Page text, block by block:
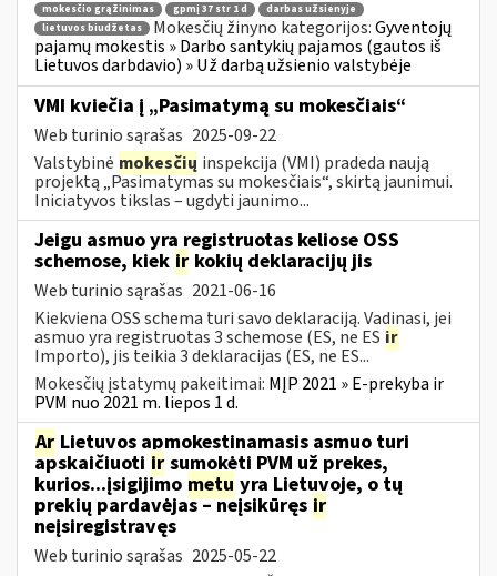
mokesčio grąžinimas
gpmį 37 str 1 d
darbas užsienyje
lietuvos biudžetas
Mokesčių žinyno kategorijos:Gyventojų
pajamų mokestis » Darbo santykių pajamos (gautos iš
Lietuvos darbdavio) » Už darbą užsienio valstybėje
VMI kviečia į „Pasimatymą su mokesčiais“
Web turinio sąrašas 2025-09-22
Valstybinė mokesčių inspekcija (VMI) pradeda naują
projektą „Pasimatymas su mokesčiais“, skirtą jaunimui.
Iniciatyvos tikslas – ugdyti jaunimo...
Jeigu asmuo yra registruotas keliose OSS
schemose, kiek ir kokių deklaracijų jis
Web turinio sąrašas 2021-06-16
Kiekviena OSS schema turi savo deklaraciją. Vadinasi, jei
asmuo yra registruotas 3 schemose (ES, ne ES ir
Importo), jis teikia 3 deklaracijas (ES, ne ES...
Mokesčių įstatymų pakeitimai: MĮP 2021 » E-prekyba ir
PVM nuo 2021 m. liepos 1 d.
Ar Lietuvos apmokestinamasis asmuo turi
apskaičiuoti ir sumokėti PVM už prekes,
kurios...įsigijimo metu yra Lietuvoje, o tų
prekių pardavėjas – neįsikūręs ir
neįsiregistravęs
Web turinio sąrašas 2025-05-22